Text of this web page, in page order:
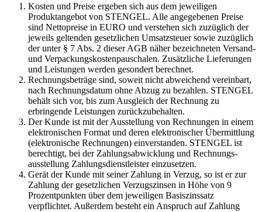
Kosten und Preise ergeben sich aus dem jeweiligen
Produktangebot von STENGEL. Alle angegebenen Preise
sind Nettopreise in EURO und verstehen sich zuzüglich der
jeweils geltenden gesetzlichen Umsatzsteuer sowie zuzüglich
der unter § 7 Abs. 2 dieser AGB näher bezeichneten Versand-
und Verpackungskostenpauschalen. Zusätzliche Lieferungen
und Leistungen werden gesondert berechnet.
Rechnungsbeträge sind, soweit nicht abweichend vereinbart,
nach Rechnungsdatum ohne Abzug zu bezahlen. STENGEL
behält sich vor, bis zum Ausgleich der Rechnung zu
erbringende Leistungen zurückzubehalten.
Der Kunde ist mit der Ausstellung von Rechnungen in einem
elektronischen Format und deren elektronischer Übermittlung
(elektronische Rechnungen) einverstanden. STENGEL ist
berechtigt, bei der Zahlungsabwicklung und Rechnungs-
ausstellung Zahlungsdienstleister einzusetzen.
Gerät der Kunde mit seiner Zahlung in Verzug, so ist er zur
Zahlung der gesetzlichen Verzugszinsen in Höhe von 9
Prozentpunkten über dem jeweiligen Basiszinssatz
verpflichtet. Außerdem besteht ein Anspruch auf Zahlung